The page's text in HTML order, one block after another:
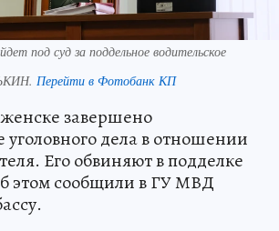
под суд за поддельное водительское
Перейти в Фотобанк КП
завершено
уголовного дела в отношении
Его обвиняют в подделке
этом сообщили в ГУ МВД